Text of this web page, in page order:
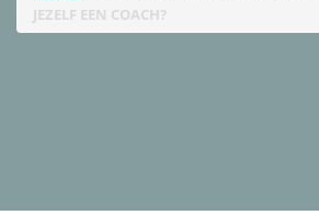
JEZELF EEN COACH?